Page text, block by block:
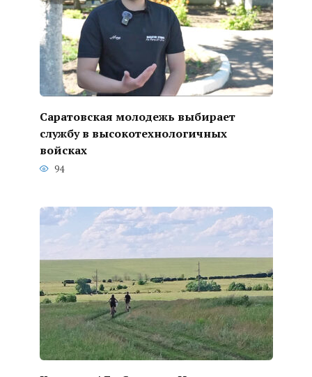
Саратовская молодежь выбирает
службу в высокотехнологичных
войсках
94